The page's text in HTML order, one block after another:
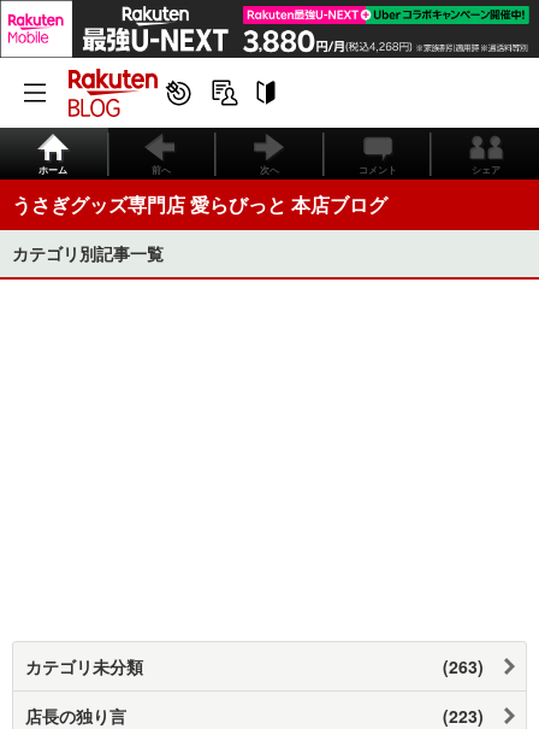
ホーム 前へ 次へ コメント シェア
うさぎグッズ専門店 愛らびっと 本店ブログ
カテゴリ別記事一覧
カテゴリ未分類 (263)
店長の独り言 (223)